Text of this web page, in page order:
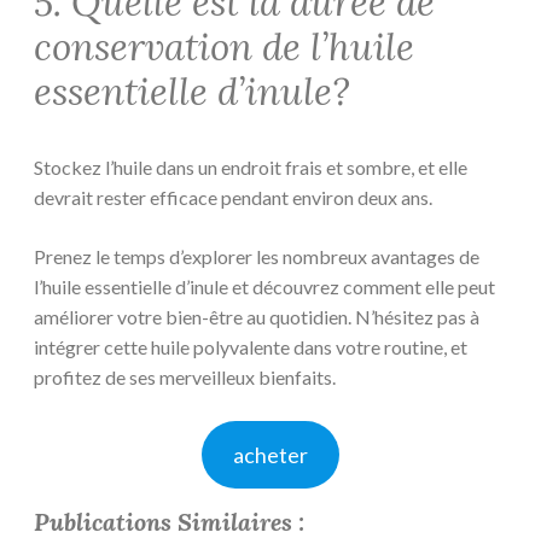
conservation de l’huile
essentielle d’inule?
Stockez l’huile dans un endroit frais et sombre, et elle
devrait rester efficace pendant environ deux ans.
Prenez le temps d’explorer les nombreux avantages de
l’huile essentielle d’inule et découvrez comment elle peut
améliorer votre bien-être au quotidien. N’hésitez pas à
intégrer cette huile polyvalente dans votre routine, et
profitez de ses merveilleux bienfaits.
acheter
Publications Similaires :